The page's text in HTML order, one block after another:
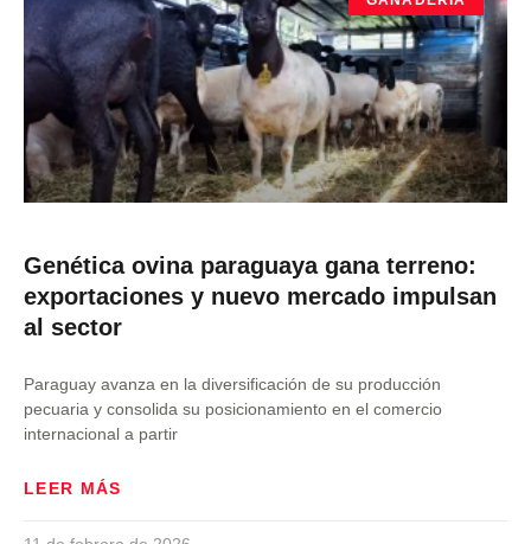
Genética ovina paraguaya gana terreno:
exportaciones y nuevo mercado impulsan
al sector
Paraguay avanza en la diversificación de su producción
pecuaria y consolida su posicionamiento en el comercio
internacional a partir
LEER MÁS